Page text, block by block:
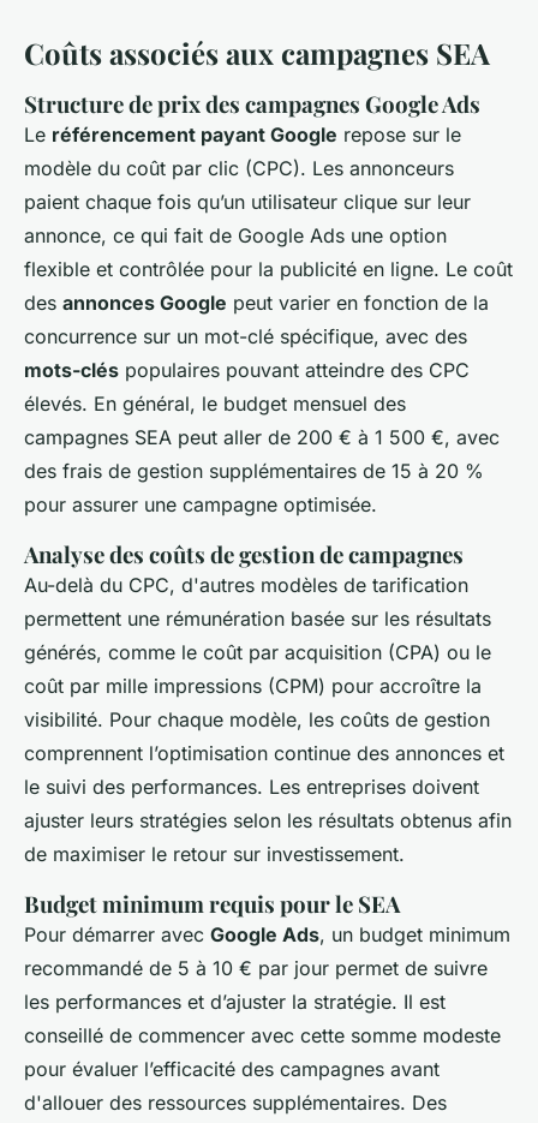
Coûts associés aux campagnes SEA
Structure de prix des campagnes Google Ads
Le référencement payant Google repose sur le
modèle du coût par clic (CPC). Les annonceurs
paient chaque fois qu’un utilisateur clique sur leur
annonce, ce qui fait de Google Ads une option
flexible et contrôlée pour la publicité en ligne. Le coût
des annonces Google peut varier en fonction de la
concurrence sur un mot-clé spécifique, avec des
mots-clés populaires pouvant atteindre des CPC
élevés. En général, le budget mensuel des
campagnes SEA peut aller de 200 € à 1 500 €, avec
des frais de gestion supplémentaires de 15 à 20 %
pour assurer une campagne optimisée.
Analyse des coûts de gestion de campagnes
Au-delà du CPC, d'autres modèles de tarification
permettent une rémunération basée sur les résultats
générés, comme le coût par acquisition (CPA) ou le
coût par mille impressions (CPM) pour accroître la
visibilité. Pour chaque modèle, les coûts de gestion
comprennent l’optimisation continue des annonces et
le suivi des performances. Les entreprises doivent
ajuster leurs stratégies selon les résultats obtenus afin
de maximiser le retour sur investissement.
Budget minimum requis pour le SEA
Pour démarrer avec Google Ads, un budget minimum
recommandé de 5 à 10 € par jour permet de suivre
les performances et d’ajuster la stratégie. Il est
conseillé de commencer avec cette somme modeste
pour évaluer l’efficacité des campagnes avant
d'allouer des ressources supplémentaires. Des